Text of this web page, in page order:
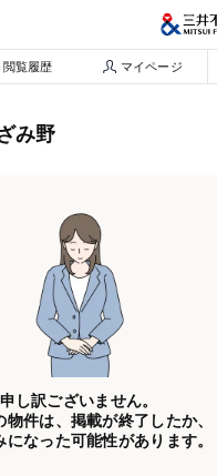
閲覧履歴 マイページ
み野
申し訳ございません。
物件は、掲載が終了したか、
になった可能性があります。